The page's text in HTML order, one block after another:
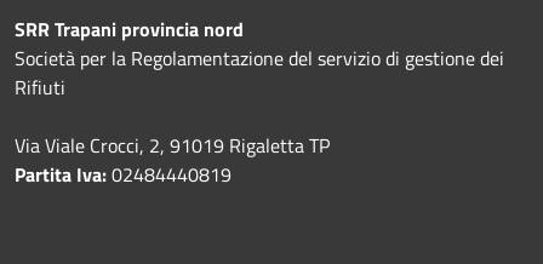
SRR Trapani provincia nord
Società per la Regolamentazione del servizio di gestione dei
Rifiuti
Via Viale Crocci, 2, 91019 Rigaletta TP
Partita Iva:02484440819